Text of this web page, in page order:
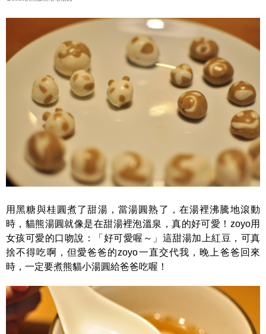
用黑糖與桂圓煮了甜湯，當湯圓熟了，在湯裡沸騰地滾動
時，貓熊湯圓就像是在甜湯裡泡溫泉，真的好可愛！zoyo用
女孩可愛的口吻說：「好可愛喔～」這甜湯加上紅豆，可真
捨不得吃啊，但愛爸爸的zoyo一直交代我，晚上爸爸回來
時，一定要煮熊貓小湯圓給爸爸吃喔！